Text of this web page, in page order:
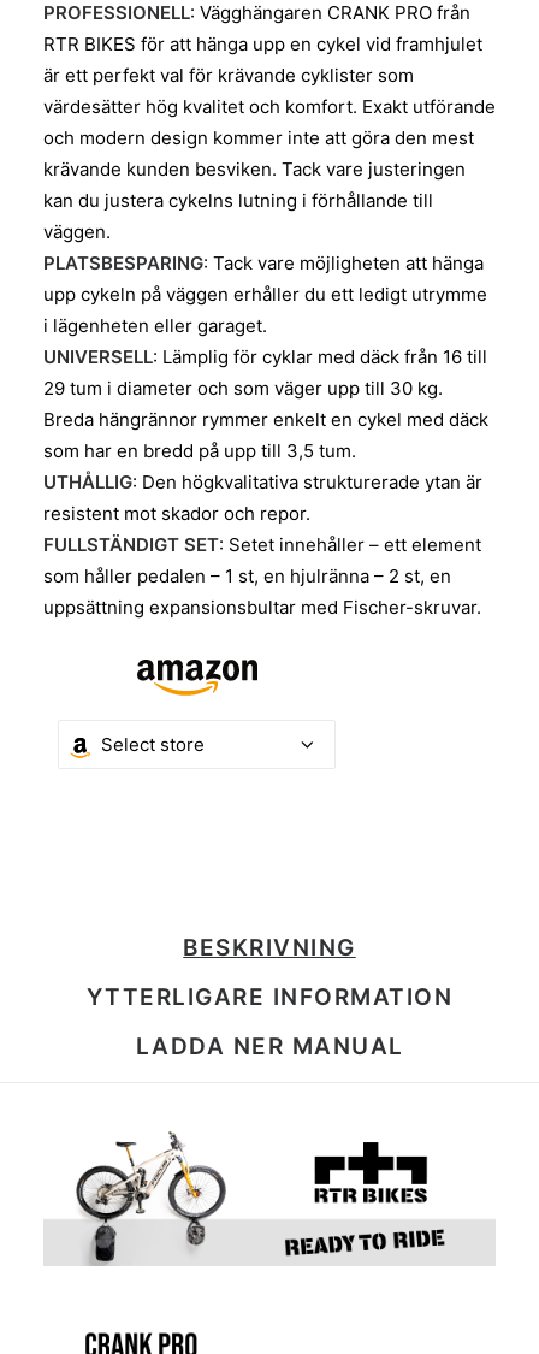
PROFESSIONELL: Vägghängaren CRANK PRO från
RTR BIKES för att hänga upp en cykel vid framhjulet
är ett perfekt val för krävande cyklister som
värdesätter hög kvalitet och komfort. Exakt utförande
och modern design kommer inte att göra den mest
krävande kunden besviken. Tack vare justeringen
kan du justera cykelns lutning i förhållande till
väggen.
PLATSBESPARING: Tack vare möjligheten att hänga
upp cykeln på väggen erhåller du ett ledigt utrymme
i lägenheten eller garaget.
UNIVERSELL: Lämplig för cyklar med däck från 16 till
29 tum i diameter och som väger upp till 30 kg.
Breda hängrännor rymmer enkelt en cykel med däck
som har en bredd på upp till 3,5 tum.
UTHÅLLIG: Den högkvalitativa strukturerade ytan är
resistent mot skador och repor.
FULLSTÄNDIGT SET: Setet innehåller – ett element
som håller pedalen – 1 st, en hjulränna – 2 st, en
uppsättning expansionsbultar med Fischer-skruvar.
BESKRIVNING
YTTERLIGARE INFORMATION
LADDA NER MANUAL